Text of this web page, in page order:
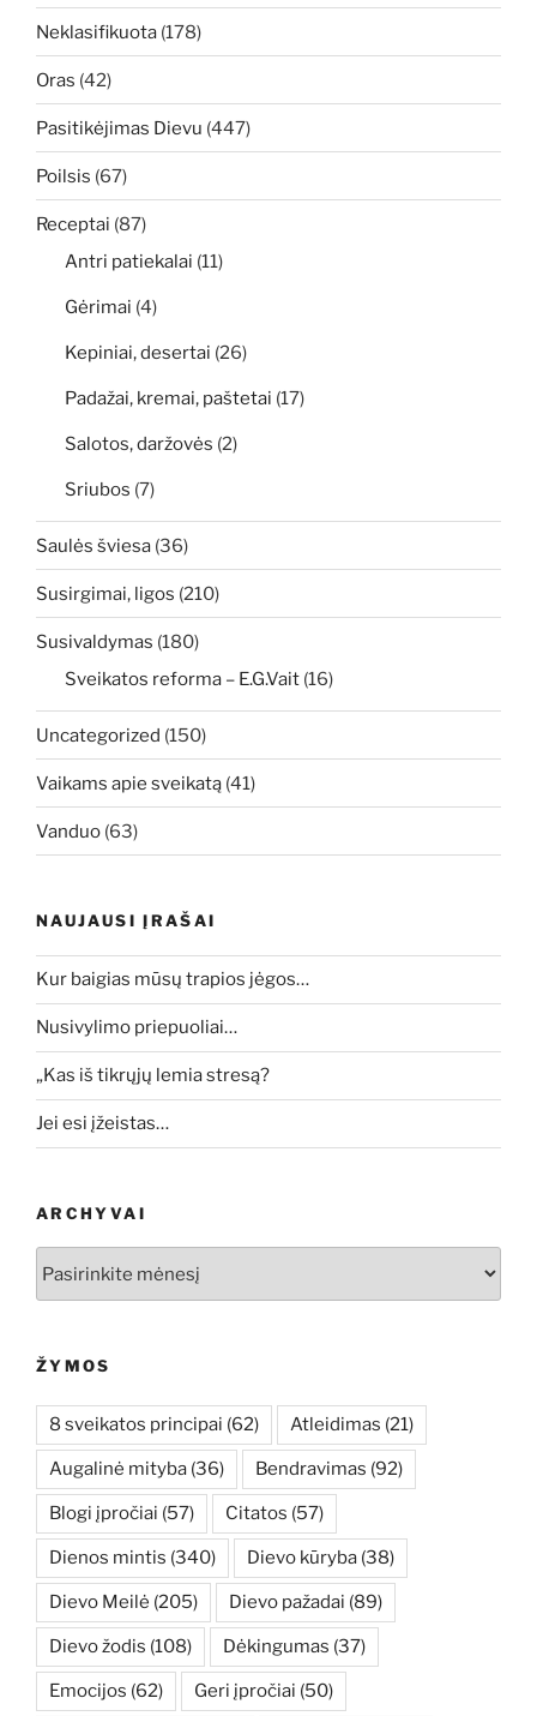
Neklasifikuota (178)
Oras (42)
Pasitikėjimas Dievu (447)
Poilsis (67)
Receptai (87)
Antri patiekalai (11)
Gėrimai (4)
Kepiniai, desertai (26)
Padažai, kremai, paštetai (17)
Salotos, daržovės (2)
Sriubos (7)
Saulės šviesa (36)
Susirgimai, ligos (210)
Susivaldymas (180)
Sveikatos reforma – E.G.Vait (16)
Uncategorized (150)
Vaikams apie sveikatą (41)
Vanduo (63)
NAUJAUSI ĮRAŠAI
Kur baigias mūsų trapios jėgos…
Nusivylimo priepuoliai…
„Kas iš tikrųjų lemia stresą?
Jei esi įžeistas…
ARCHYVAI
ŽYMOS
8 sveikatos principai (62) Atleidimas (21)
Augalinė mityba (36) Bendravimas (92)
Blogi įpročiai (57) Citatos (57)
Dienos mintis (340) Dievo kūryba (38)
Dievo Meilė (205) Dievo pažadai (89)
Dievo žodis (108) Dėkingumas (37)
Emocijos (62) Geri įpročiai (50)